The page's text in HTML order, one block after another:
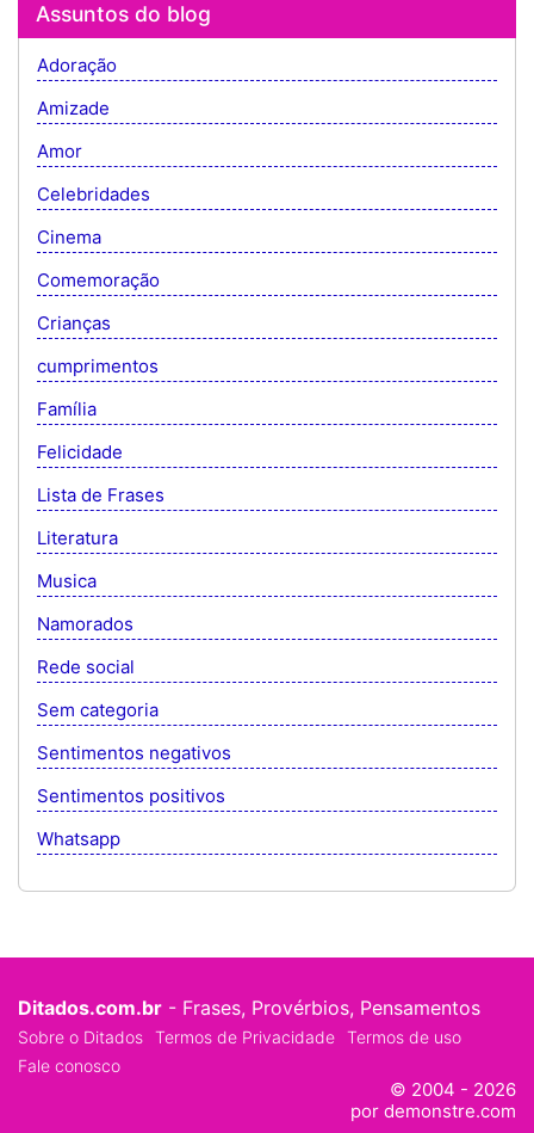
Assuntos do blog
Adoração
Amizade
Amor
Celebridades
Cinema
Comemoração
Crianças
cumprimentos
Família
Felicidade
Lista de Frases
Literatura
Musica
Namorados
Rede social
Sem categoria
Sentimentos negativos
Sentimentos positivos
Whatsapp
Ditados.com.br - Frases, Provérbios, Pensamentos
Sobre o Ditados Termos de Privacidade Termos de uso
Fale conosco
© 2004 - 2026
por demonstre.com